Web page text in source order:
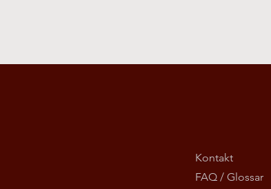
Kontakt
FAQ / Glossar